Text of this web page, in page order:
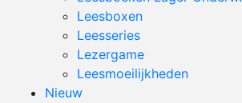
Leesboxen
Leesseries
Lezergame
Leesmoeilijkheden
Nieuw